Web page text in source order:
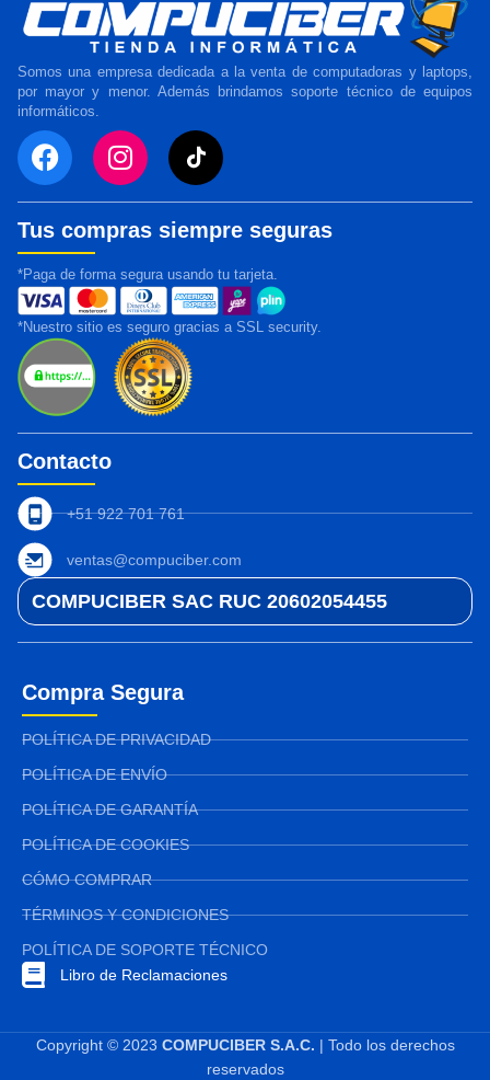
Somos una empresa dedicada a la venta de computadoras y laptops,
por mayor y menor. Además brindamos soporte técnico de equipos
informáticos.
Tus compras siempre seguras
*Paga de forma segura usando tu tarjeta.
*Nuestro sitio es seguro gracias a SSL security.
Contacto
+51 922 701 761
ventas@compuciber.com
COMPUCIBER SAC RUC 20602054455
Compra Segura
POLÍTICA DE PRIVACIDAD
POLÍTICA DE ENVÍO
POLÍTICA DE GARANTÍA
POLÍTICA DE COOKIES
CÓMO COMPRAR
TÉRMINOS Y CONDICIONES
POLÍTICA DE SOPORTE TÉCNICO
Libro de Reclamaciones
Copyright © 2023 COMPUCIBER S.A.C. | Todo los derechos
reservados